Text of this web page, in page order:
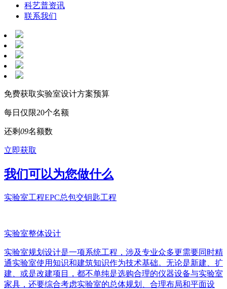
科艺普资讯
联系我们
免费获取实验室设计方案预算
每日仅限20个名额
还剩09名额数
立即获取
我们可以为您做什么
实验室工程EPC总包交钥匙工程
实验室整体设计
实验室规划设计是一项系统工程，涉及专业众多更需要同时精
通实验室使用知识和建筑知识作为技术基础。无论是新建、扩
建、或是改建项目，都不单纯是选购合理的仪器设备与实验室
家具，还要综合考虑实验室的总体规划、合理布局和平面设